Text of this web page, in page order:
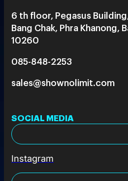
6 th floor, Pegasus
Bang Chak, Phra Khanong,
10260
085-848-2253
sales@shownolimit.com
SOCIAL MEDIA
Instagram